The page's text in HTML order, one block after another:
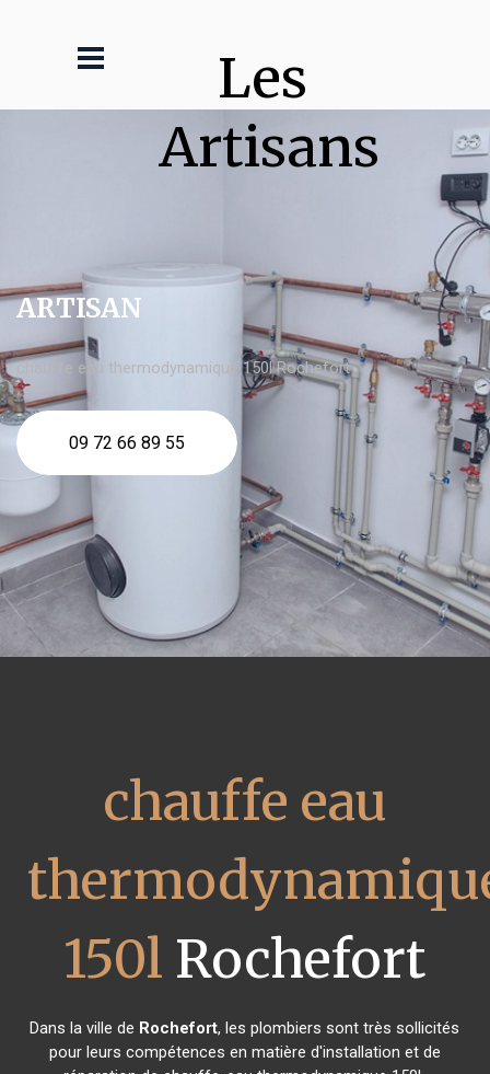
Les
Artisans
ARTISAN
chauffe eau thermodynamique 150l Rochefort
09 72 66 89 55
chauffe eau
150l Rochefort
Dans la ville de Rochefort, les plombiers sont très sollicités
pour leurs compétences en matière d'installation et de